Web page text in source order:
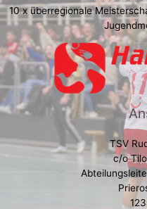
10 x überregionale
TSV
c/o